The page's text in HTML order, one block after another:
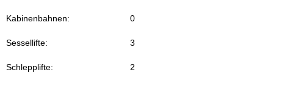
Kabinenbahnen: 0
Sessellifte: 3
Schlepplifte: 2